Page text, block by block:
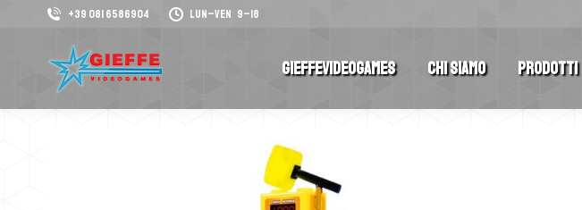
+39 081 6586904 Lun–Ven 9–18
GieffeVideogames Chi Siamo Prodotti